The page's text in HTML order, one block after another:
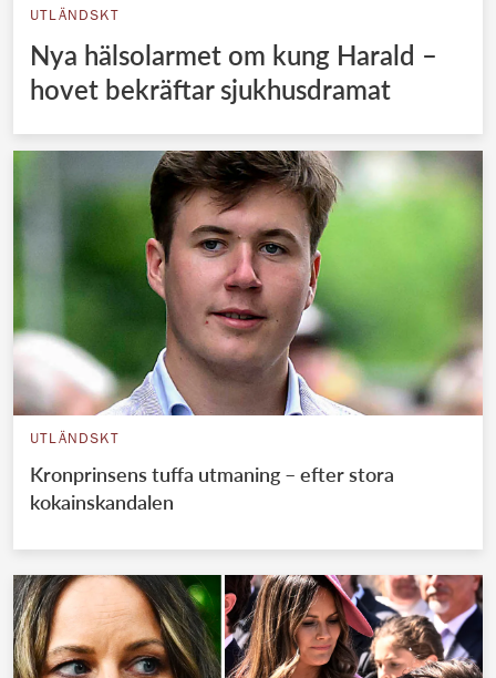
UTLÄNDSKT
Nya hälsolarmet om kung Harald –
hovet bekräftar sjukhusdramat
UTLÄNDSKT
Kronprinsens tuffa utmaning – efter stora
kokainskandalen